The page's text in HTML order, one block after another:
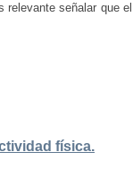
señalar que el
física.